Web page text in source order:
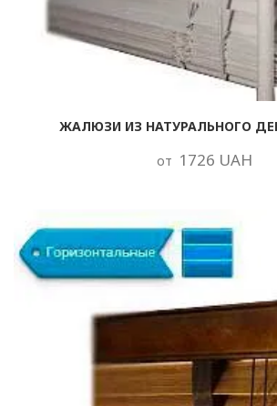
ЖАЛЮЗИ ИЗ НАТУРАЛЬНОГО
от 1726 UAH